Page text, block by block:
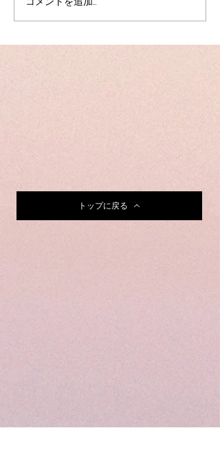
トップに戻る